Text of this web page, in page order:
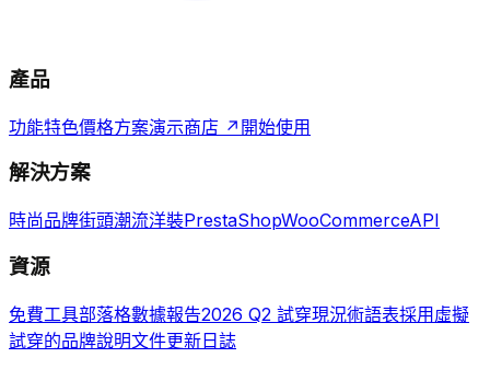
產品
功能特色價格方案演示商店 ↗ 開始使用
解決方案
時尚品牌街頭潮流洋裝PrestaShopWooCommerceAPI
資源
免費工具部落格數據報告2026 Q2 試穿現況術語表採用虛擬
試穿的品牌說明文件更新日誌